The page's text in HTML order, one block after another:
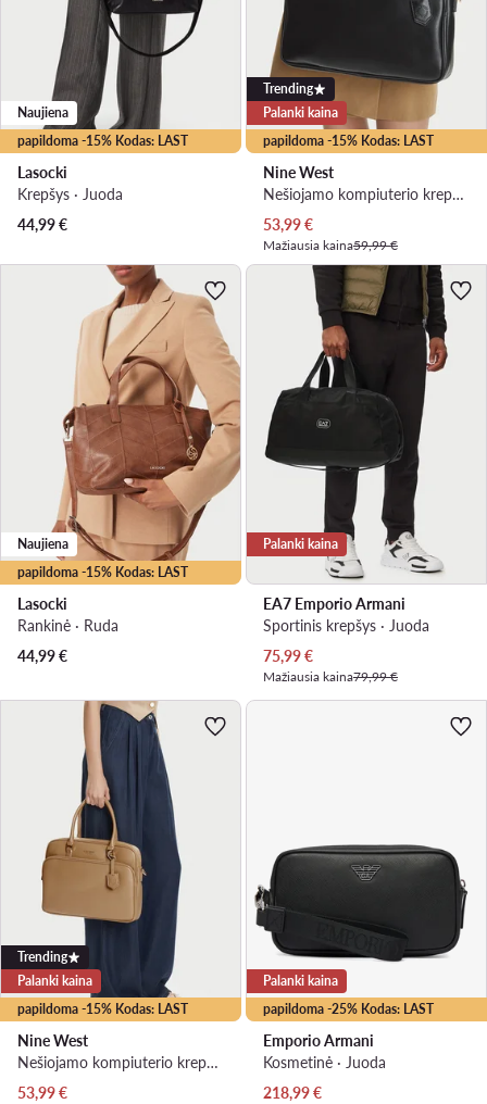
papildoma -15% Kodas: LAST
Naujiena
Lasocki
Krepšys · Juoda
44,99€
papildoma -15% Kodas: LAST
Trending
Palanki kaina
Nine West
Nešiojamo kompiuterio krepšys · Juoda
Dabartinė kaina
53,99€
Mažiausia kaina59,99 €
papildoma -15% Kodas: LAST
Naujiena
Lasocki
Rankinė · Ruda
44,99€
Palanki kaina
EA7 Emporio Armani
Sportinis krepšys · Juoda
Dabartinė kaina
75,99€
Mažiausia kaina79,99 €
papildoma -15% Kodas: LAST
Trending
Palanki kaina
Nine West
Nešiojamo kompiuterio krepšys · Smėlio
Dabartinė kaina
53,99€
papildoma -25% Kodas: LAST
Palanki kaina
Emporio Armani
Kosmetinė · Juoda
Dabartinė kaina
218,99€